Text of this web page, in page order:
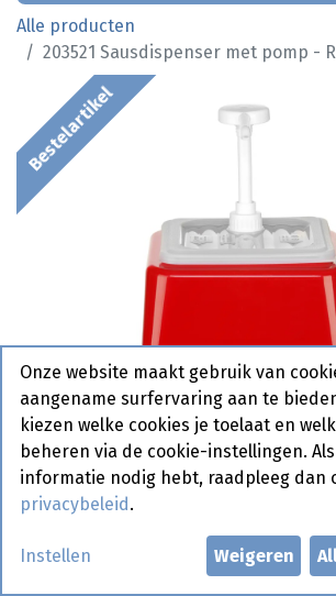
Alle producten
203521 Sausdispenser met pomp -
Bestelartikel
203521
Onze website maakt gebruik van
aangename surfervaring aan te
kiezen welke cookies je toelaat en
beheren via de cookie-instellingen.
informatie nodig hebt, raadpleeg dan
privacybeleid .
Instellen Weigeren